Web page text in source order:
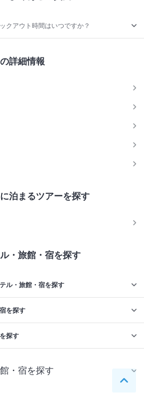
ペー
クアウト時間はいつですか？
詳細情報
泊まるツアーを探す
・旅館・宿を探す
ル・旅館・宿を探す
を探す
探す
・宿を探す